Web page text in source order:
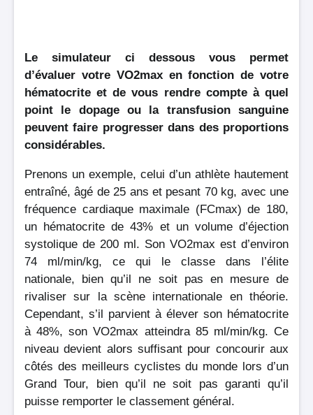
Le simulateur ci dessous vous permet
d’évaluer votre VO2max en fonction de votre
hématocrite et de vous rendre compte à quel
point le dopage ou la transfusion sanguine
peuvent faire progresser dans des proportions
considérables.
Prenons un exemple, celui d’un athlète hautement
entraîné, âgé de 25 ans et pesant 70 kg, avec une
fréquence cardiaque maximale (FCmax) de 180,
un hématocrite de 43% et un volume d’éjection
systolique de 200 ml. Son VO2max est d’environ
74 ml/min/kg, ce qui le classe dans l’élite
nationale, bien qu’il ne soit pas en mesure de
rivaliser sur la scène internationale en théorie.
Cependant, s’il parvient à élever son hématocrite
à 48%, son VO2max atteindra 85 ml/min/kg. Ce
niveau devient alors suffisant pour concourir aux
côtés des meilleurs cyclistes du monde lors d’un
Grand Tour, bien qu’il ne soit pas garanti qu’il
puisse remporter le classement général.